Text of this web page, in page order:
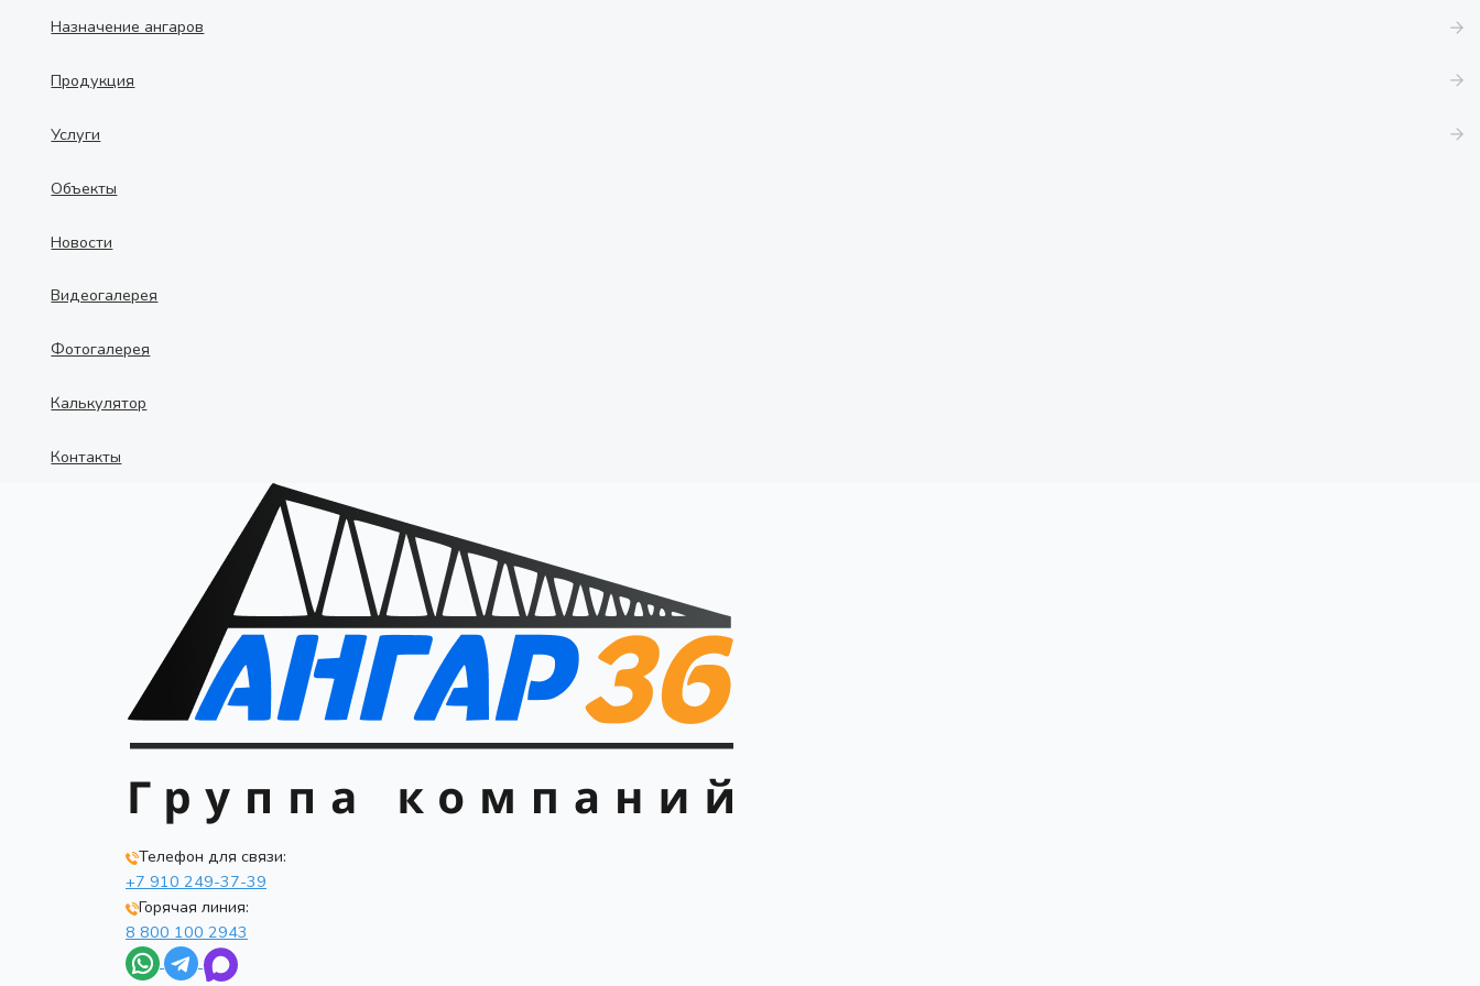
Назначение ангаров
Продукция
Услуги
Объекты
Новости
Видеогалерея
Фотогалерея
Калькулятор
Контакты
Телефон для связи:
+7 910 249-37-39
Горячая линия:
8 800 100 2943